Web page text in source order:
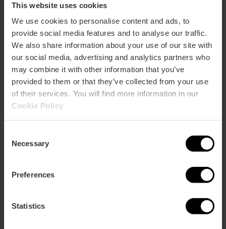
This website uses cookies
We use cookies to personalise content and ads, to
provide social media features and to analyse our traffic.
We also share information about your use of our site with
our social media, advertising and analytics partners who
may combine it with other information that you’ve
provided to them or that they’ve collected from your use
of their services. You will find more information in our
Cookie Policy
Selection
Necessary
Preferences
Statistics
02/09/2026 - 06/09/2026
Circ Voramar: el
mayor festival de
28/08/2026 - 06/09/2026
espectáculo en el